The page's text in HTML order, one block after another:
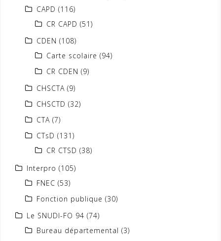
CAPD (116)
CR CAPD (51)
CDEN (108)
Carte scolaire (94)
CR CDEN (9)
CHSCTA (9)
CHSCTD (32)
CTA (7)
CTsD (131)
CR CTSD (38)
Interpro (105)
FNEC (53)
Fonction publique (30)
Le SNUDI-FO 94 (74)
Bureau départemental (3)